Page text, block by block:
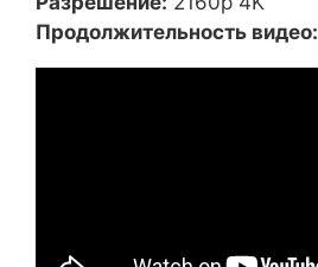
Продолжительность видео: